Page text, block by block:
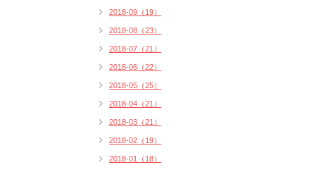
2018-09（19）
2018-08（23）
2018-07（21）
2018-06（22）
2018-05（25）
2018-04（21）
2018-03（21）
2018-02（19）
2018-01（18）